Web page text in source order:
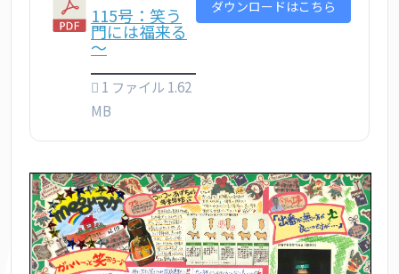
115号：笑う
門には福来る
～
1 ファイル 1.62
MB
ダウンロードはこちら